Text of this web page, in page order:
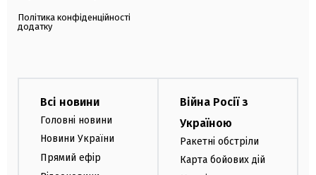
Політика конфіденційності
додатку
Всі новини
Головні новини
Новини України
Прямий ефір
Війна Росії з
Україною
Ракетні обстріли
Карта бойових дій